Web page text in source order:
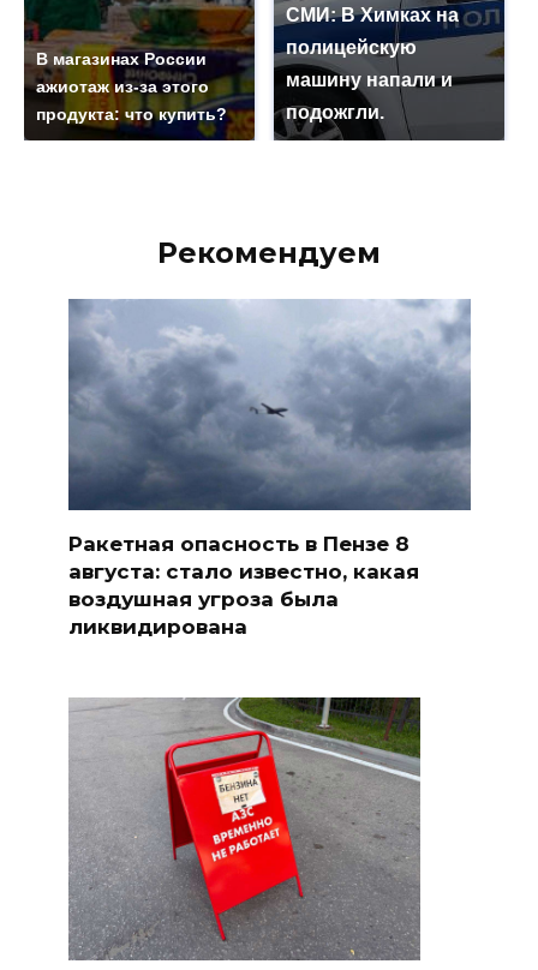
В магазинах России
ажиотаж из-за этого
продукта: что купить?
СМИ: В Химках на
полицейскую
машину напали и
подожгли.
Рекомендуем
Ракетная опасность в Пензе 8
августа: стало известно, какая
воздушная угроза была
ликвидирована